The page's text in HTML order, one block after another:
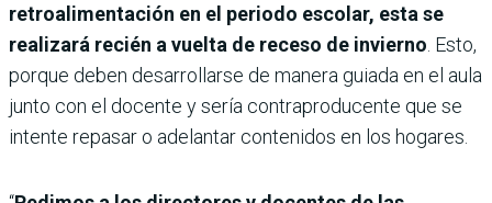
retroalimentación en el periodo escolar, esta se
realizará recién a vuelta de receso de invierno . Esto,
porque deben desarrollarse de manera guiada en el aula
junto con el docente y sería contraproducente que se
intente repasar o adelantar contenidos en los hogares.